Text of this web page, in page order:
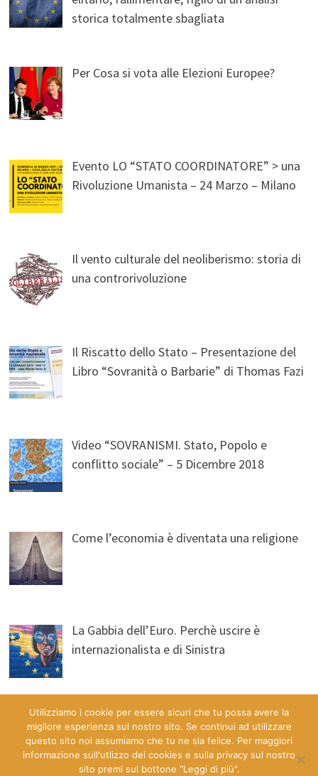
storica totalmente sbagliata
Per Cosa si vota alle Elezioni Europee?
Evento LO “STATO COORDINATORE” > una
Rivoluzione Umanista – 24 Marzo – Milano
Il vento culturale del neoliberismo: storia di
una controrivoluzione
Il Riscatto dello Stato – Presentazione del
Libro “Sovranità o Barbarie” di Thomas Fazi
Video “SOVRANISMI. Stato, Popolo e
conflitto sociale” – 5 Dicembre 2018
Come l’economia è diventata una religione
La Gabbia dell’Euro. Perchè uscire è
internazionalista e di Sinistra
Utilizziamo i cookie per essere sicuri che tu possa avere la
migliore esperienza sul nostro sito. Se continui ad utilizzare
questo sito noi assumiamo che tu ne sia felice. Per maggiori
informazione sull'utlizzo dei cookies e sulla privacy sul nostro
sito premi sul bottone "Leggi di più".